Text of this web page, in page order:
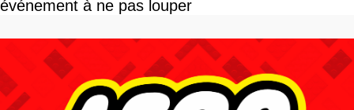
événement à ne pas louper